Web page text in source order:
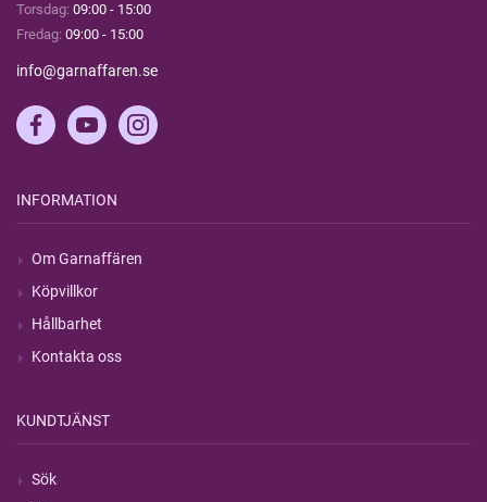
Torsdag: 09:00 - 15:00
Fredag: 09:00 - 15:00
info@garnaffaren.se
INFORMATION
Om Garnaffären
Köpvillkor
Hållbarhet
Kontakta oss
KUNDTJÄNST
Sök